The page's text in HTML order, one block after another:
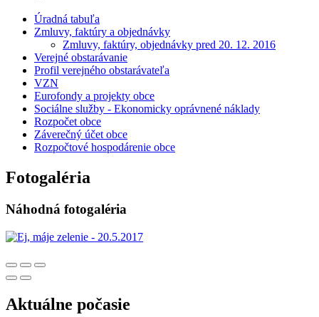
Úradná tabuľa
Zmluvy, faktúry a objednávky
Zmluvy, faktúry, objednávky pred 20. 12. 2016
Verejné obstarávanie
Profil verejného obstarávateľa
VZN
Eurofondy a projekty obce
Sociálne služby - Ekonomicky oprávnené náklady
Rozpočet obce
Záverečný účet obce
Rozpočtové hospodárenie obce
Fotogaléria
Náhodná fotogaléria
Aktuálne počasie